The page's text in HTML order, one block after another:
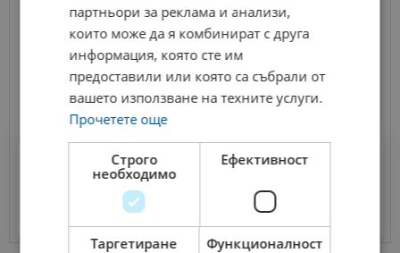
Техник за поддръжка в хот...
партньори за реклама и анализи,
които може да я комбинират с друга
информация, която сте им
предоставили или която са събрали от
вашето използване на техните услуги.
Прочетете още
Строго
необходимо
Ефективност
Таргетиране Функционалност